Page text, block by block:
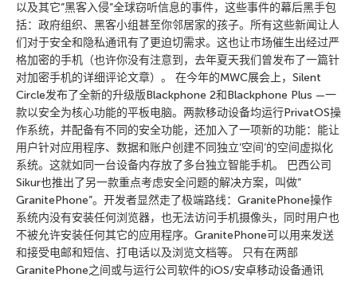
以及其它”黑客入侵”全球窃听信息的事件，这些事件的幕后黑手包
括：政府组织、黑客小组甚至你邻居家的孩子。所有这些新闻让人
们对于安全和隐私通讯有了更迫切需求。这也让市场催生出经过严
格加密的手机（也许你没有注意到，去年夏天我们曾发布了一篇针
对加密手机的详细评论文章）。 在今年的MWC展会上，Silent
Circle发布了全新的升级版Blackphone 2和Blackphone Plus —一
款以安全为核心功能的平板电脑。两款移动设备均运行PrivatOS操
作系统，并配备有不同的安全功能，还加入了一项新的功能：能让
用户针对应用程序、数据和账户创建不同独立’空间’的空间虚拟化
系统。这就如同一台设备内存放了多台独立智能手机。 巴西公司
Sikur也推出了另一款重点考虑安全问题的解决方案，叫做”
GranitePhone”。开发者显然走了极端路线：GranitePhone操作
系统内没有安装任何浏览器，也无法访问手机摄像头，同时用户也
不被允许安装任何其它的应用程序。GranitePhone可以用来发送
和接受电邮和短信、打电话以及浏览文档等。 只有在两部
GranitePhone之间或与运行公司软件的iOS/安卓移动设备通讯